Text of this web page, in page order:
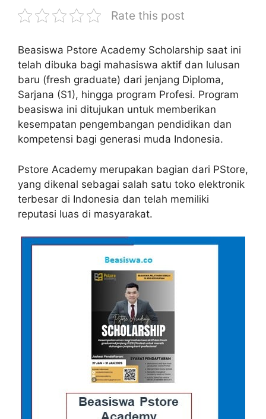
Rate this post
Beasiswa Pstore Academy Scholarship saat ini
telah dibuka bagi mahasiswa aktif dan lulusan
baru (fresh graduate) dari jenjang Diploma,
Sarjana (S1), hingga program Profesi. Program
beasiswa ini ditujukan untuk memberikan
kesempatan pengembangan pendidikan dan
kompetensi bagi generasi muda Indonesia.
Pstore Academy merupakan bagian dari PStore,
yang dikenal sebagai salah satu toko elektronik
terbesar di Indonesia dan telah memiliki
reputasi luas di masyarakat.